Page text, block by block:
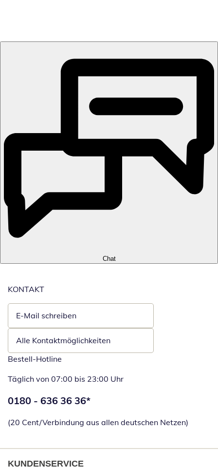
Chat
KONTAKT
E-Mail schreiben
Öffnet E-Mail-Client
Alle Kontaktmöglichkeiten
Bestell-Hotline
Täglich von 07:00 bis 23:00 Uhr
Telefonnummer:
0180 - 636 36 36*
(20 Cent/Verbindung aus allen deutschen Netzen)
KUNDENSERVICE